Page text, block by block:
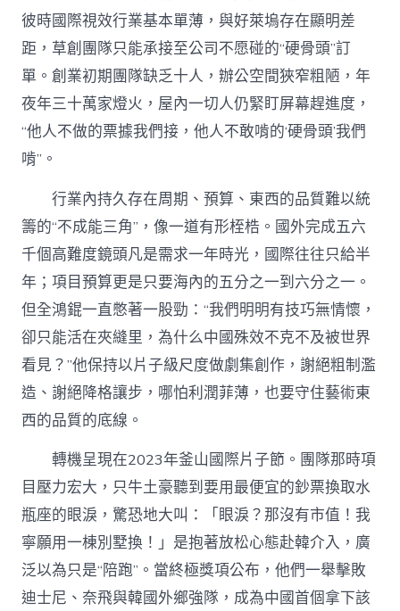
彼時國際視效行業基本單薄，與好萊塢存在顯明差
距，草創團隊只能承接至公司不愿碰的“硬骨頭”訂
單。創業初期團隊缺乏十人，辦公空間狹窄粗陋，年
夜年三十萬家燈火，屋內一切人仍緊盯屏幕趕進度，
“他人不做的票據我們接，他人不敢啃的‘硬骨頭’我們
啃”。
行業內持久存在周期、預算、東西的品質難以統
籌的“不成能三角”，像一道有形桎梏。國外完成五六
千個高難度鏡頭凡是需求一年時光，國際往往只給半
年；項目預算更是只要海內的五分之一到六分之一。
但全鴻錕一直憋著一股勁：“我們明明有技巧無情懷，
卻只能活在夾縫里，為什么中國殊效不克不及被世界
看見？”他保持以片子級尺度做劇集創作，謝絕粗制濫
造、謝絕降格讓步，哪怕利潤菲薄，也要守住藝術東
西的品質的底線。
轉機呈現在2023年釜山國際片子節。團隊那時項
目壓力宏大，只牛土豪聽到要用最便宜的鈔票換取水
瓶座的眼淚，驚恐地大叫：「眼淚？那沒有市值！我
寧願用一棟別墅換！」是抱著放松心態赴韓介入，廣
泛以為只是“陪跑”。當終極獎項公布，他們一舉擊敗
迪士尼、奈飛與韓國外鄉強隊，成為中國首個拿下該